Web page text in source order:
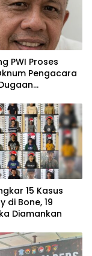
PWI Proses
Pengacara
15 Kasus
di Bone, 19
Diamankan